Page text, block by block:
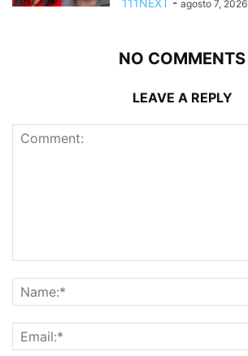
111NEXT - agosto 7, 2026
NO COMMENTS
LEAVE A REPLY